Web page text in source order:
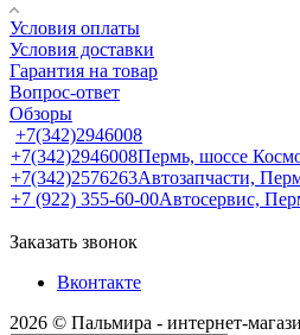
Условия оплаты
Условия доставки
Гарантия на товар
Вопрос-ответ
Обзоры
+7(342)2946008
+7(342)2946008Пермь, шоссе
+7(342)2576263Автозапчасти,
+7 (922) 355-60-00Автосервис,
Заказать звонок
Вконтакте
2026 © Пальмира - интернет-